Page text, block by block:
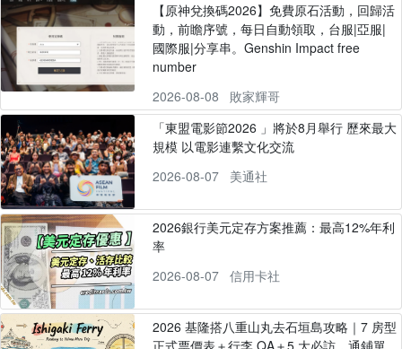
【原神兌換碼2026】免費原石活動，回歸活
動，前瞻序號，每日自動領取，台服|亞服|
國際服|分享串。Genshin Impact free
number
2026-08-08
敗家輝哥
「東盟電影節2026 」將於8月舉行 歷來最大
規模 以電影連繫文化交流
2026-08-07
美通社
2026銀行美元定存方案推薦：最高12%年利
率
2026-08-07
信用卡社
2026 基隆搭八重山丸去石垣島攻略｜7 房型
正式票價表＋行李 QA＋5 大必訪，通鋪單